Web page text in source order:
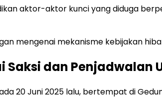
aktor-aktor kunci yang diduga
mengenai mekanisme kebijakan
dan Penjadwalan
20 Juni 2025 lalu, bertempat di